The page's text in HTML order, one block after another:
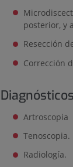
posterior, y
Resección
Corrección
Diagnósticos
Artroscopia
Tenoscopia.
Radiología.